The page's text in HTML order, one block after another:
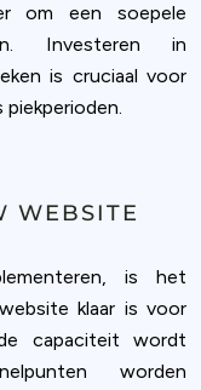
om een soepele
Investeren in
is cruciaal voor
WEBSITE
is het
klaar is voor
capaciteit wordt
worden